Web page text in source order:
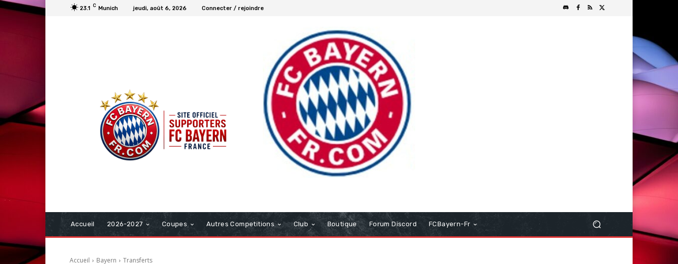
23.1 C Munich jeudi, août 6, 2026 Connecter / rejoindre
Accueil 2026-2027 Coupes Autres Competitions Club Boutique Forum Discord FCBayern-Fr
Accueil Bayern Transferts